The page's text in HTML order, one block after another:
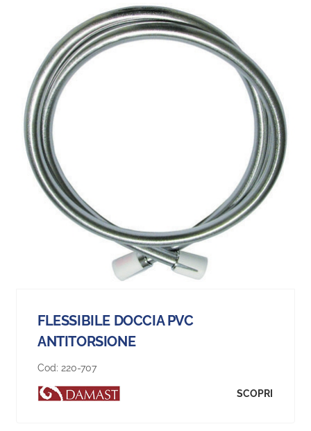
FLESSIBILE DOCCIA PVC
ANTITORSIONE
Cod: 220-707
SCOPRI